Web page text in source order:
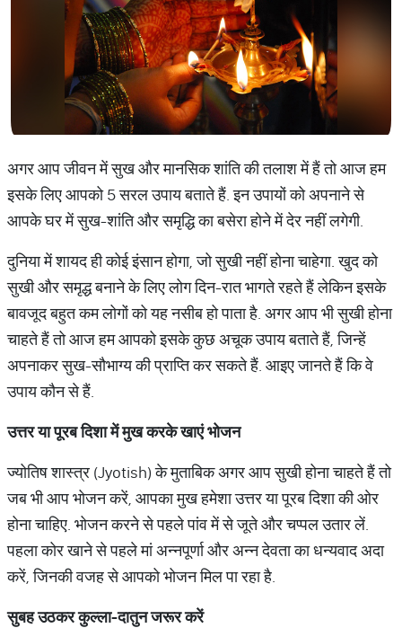
अगर आप जीवन में सुख और मानसिक शांति की तलाश में हैं तो आज हम
इसके लिए आपको 5 सरल उपाय बताते हैं. इन उपायों को अपनाने से
आपके घर में सुख-शांति और समृद्धि का बसेरा होने में देर नहीं लगेगी.
दुनिया में शायद ही कोई इंसान होगा, जो सुखी नहीं होना चाहेगा. खुद को
सुखी और समृद्ध बनाने के लिए लोग दिन-रात भागते रहते हैं लेकिन इसके
बावजूद बहुत कम लोगों को यह नसीब हो पाता है. अगर आप भी सुखी होना
चाहते हैं तो आज हम आपको इसके कुछ अचूक उपाय बताते हैं, जिन्हें
अपनाकर सुख-सौभाग्य की प्राप्ति कर सकते हैं. आइए जानते हैं कि वे
उपाय कौन से हैं.
उत्तर या पूरब दिशा में मुख करके खाएं भोजन
ज्योतिष शास्त्र (Jyotish) के मुताबिक अगर आप सुखी होना चाहते हैं तो
जब भी आप भोजन करें, आपका मुख हमेशा उत्तर या पूरब दिशा की ओर
होना चाहिए. भोजन करने से पहले पांव में से जूते और चप्पल उतार लें.
पहला कोर खाने से पहले मां अन्नपूर्णा और अन्न देवता का धन्यवाद अदा
करें, जिनकी वजह से आपको भोजन मिल पा रहा है.
सुबह उठकर कुल्ला-दातुन जरूर करें